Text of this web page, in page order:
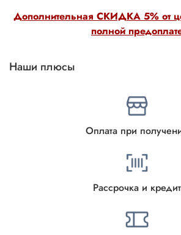
Дополнительная СКИДКА 5% от
полной
Наши плюсы
Оплата при
Рассрочка и кредит